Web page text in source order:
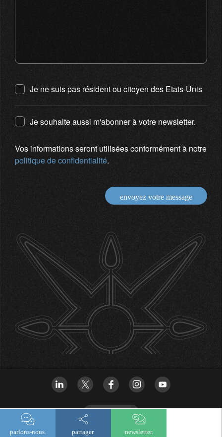
Je ne suis pas résident ou citoyen des Etats-Unis
Je souhaite aussi m'abonner à votre newsletter.
Vos informations seront utilisées conformément à notre
politique de confidentialité.
envoyez votre message
parlons-nous. partager. newsletter.